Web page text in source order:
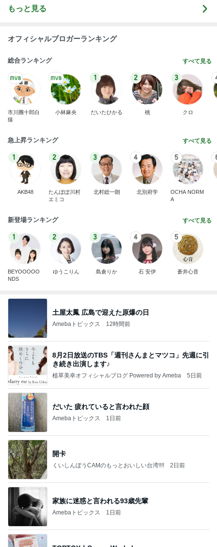
もっと見る
オフィシャルブロガーランキング
総合ランキング すべて見る
市川團十郎白
猿
小林麻央
1
だいたひかる
2
桃
3
クロ
急上昇ランキング すべて見る
1
AKB48
2
たんぽぽ川村
エミコ
3
北村総一朗
4
北別府学
5
OCHA NORM
A
新登場ランキング すべて見る
1
BEYOOOOO
NDS
2
ゆうこりん
3
島倉りか
4
石 安伊
5
蒼井心音
土屋太鳳 広島で迎えた原爆の日
Amebaトピックス 12時間前
8月2日放送のTBS「週刊さんまとマツコ」先週に引
き続き出演します♪
植草美幸オフィシャルブログ Powered by Ameba 5日前
だいた 疲れていると言われた顔
Amebaトピックス 1日前
開卡
くいしんぼうCAMのもっとおいしい台湾!!!! 2日前
家族に迷惑と言われる93歳先輩
Amebaトピックス 1日前